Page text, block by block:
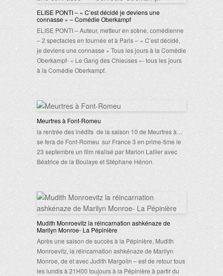
ELISE PONTI – « C’est décidé je deviens une
connasse » – Comédie Oberkampf
ELISE PONTI – Auteur, metteur en scène, comédienne
– 2 spectacles en tournée et à Paris – « C’est décidé,
je deviens une connasse » Tous les jours à la Comédie
Oberkampf- « Le Gang des Chieuses »- tous les jours
à la Comédie Oberkampf.
Meurtres à Font-Romeu
la rentrée des inédits de la saison 10 de Meurtres à…
se fera de Font-Romeu sur France 3 en prime-time le
23 septembre un film réalisé par Marion Lallier avec
Béatrice de la Boulaye et Stéphane Hénon.
Mudith Monroevitz la réincarnation ashkénaze de
Marilyn Monroe- La Pépinière
Après une saison de succès à la Pépinière, Mudith
Monroevitz, la réincarnation ashkénaze de Marilyn
Monroe, de et avec Judith Margolin – est de retour tous
les lundis à 21H00 toujours à la Pépinière à partir du